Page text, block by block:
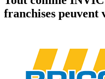
franchises peuvent